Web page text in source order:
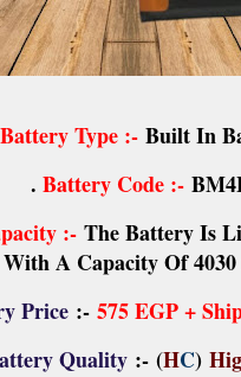
Battery Type :- Built In
Battery Code :-
:- The Battery Is
With A Capacity Of 4030
:-575 EGP +
Quality:- (HC)